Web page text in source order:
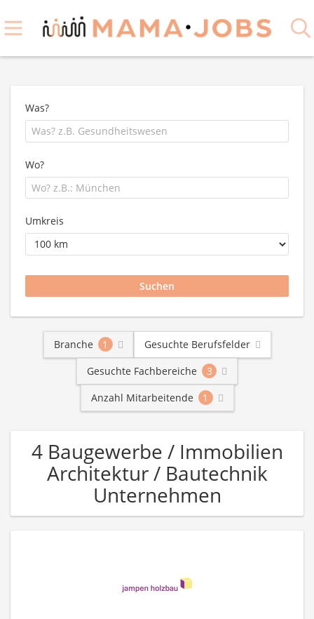
Was?
Wo?
Umkreis
Branche 1
Gesuchte Berufsfelder
Gesuchte Fachbereiche
3
Anzahl Mitarbeitende
1
4 Baugewerbe / Immobilien
Architektur / Bautechnik
Unternehmen